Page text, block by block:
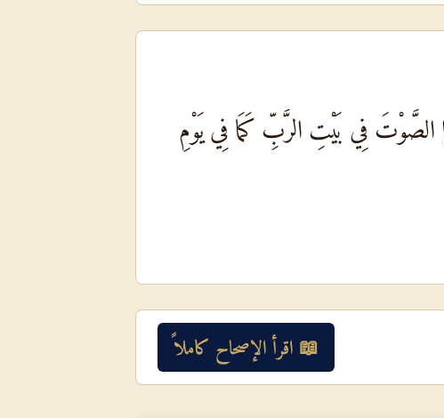
فِي بَيْتِ الرَّبِّ كَمَا فِي يَوْمِ
📖 اقرأ الإصحاح كاملاً